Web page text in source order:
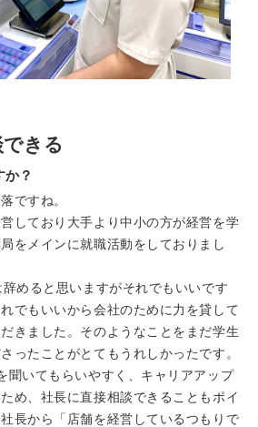
きる
か？
ですね。
しており大手より中小の方が経営を学
をメインに就職活動をしておりまし
めると思いますがそれでもいいです
でもいいから会社のために力を貸して
きました。そのようなことをまだ学生
ったことがとてもうれしかったです。
聞いてもらいやすく、キャリアアップ
め、社長に直接相談できることもポイ
長から「店舗を経営しているつもりで